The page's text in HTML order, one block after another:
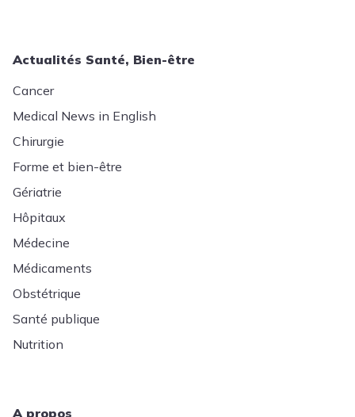
Actualités Santé, Bien-être
Cancer
Medical News in English
Chirurgie
Forme et bien-être
Gériatrie
Hôpitaux
Médecine
Médicaments
Obstétrique
Santé publique
Nutrition
A propos